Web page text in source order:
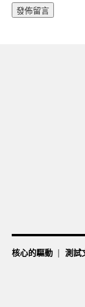
核心的驅動 測試